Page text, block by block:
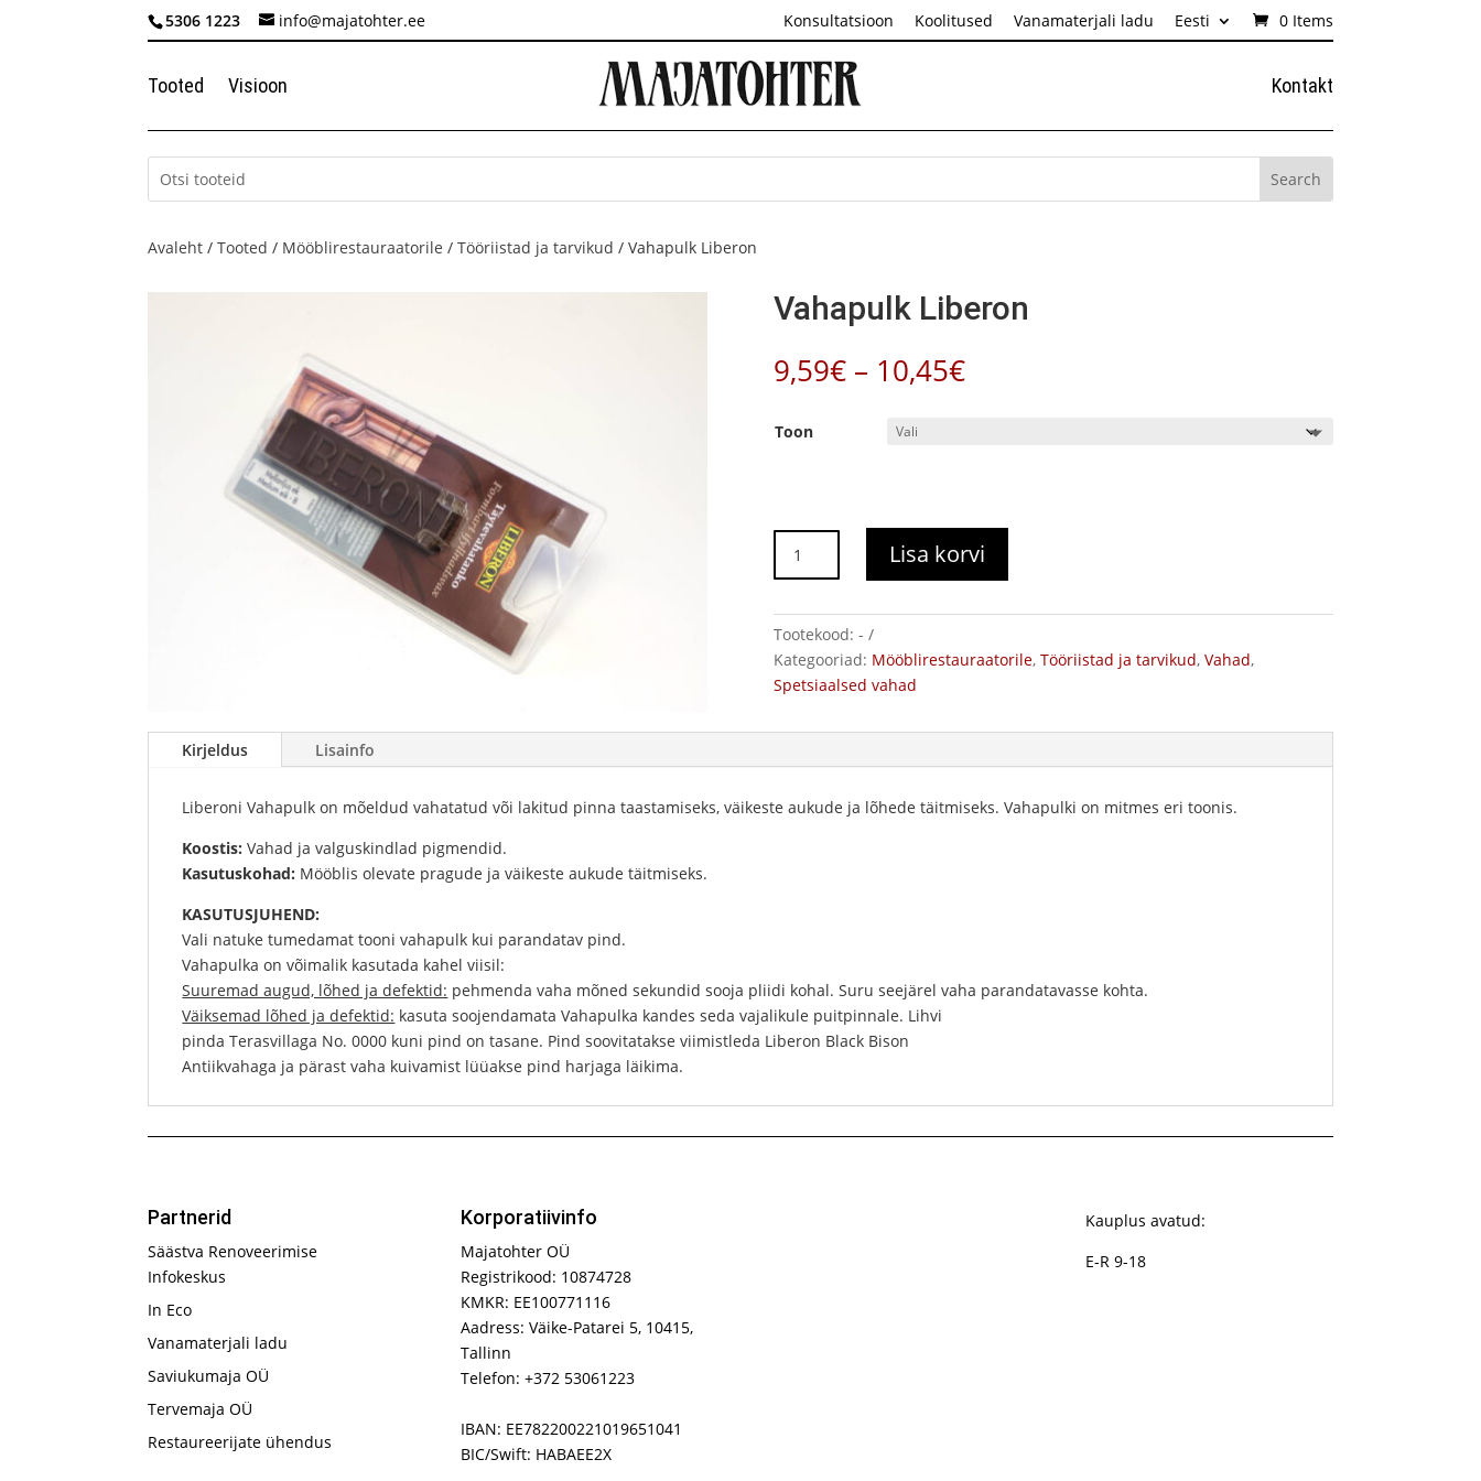
5306 1223 info@majatohter.ee Konsultatsioon Koolitused Vanamaterjali ladu Eesti 0 Items
Tooted Visioon Kontakt
Avaleht /Tooted / Mööblirestauraatorile /Tööriistad ja tarvikud / Vahapulk Liberon
Vahapulk Liberon
9,59€ – 10,45€Hinnavahemik:
9,59€
Toon
Liberon
Lisa korvi
Tootekood: -
Kategooriad: Mööblirestauraatorile, Tööriistad ja tarvikud, Vahad,
Spetsiaalsed vahad
Kirjeldus Lisainfo
Liberoni Vahapulk on mõeldud vahatatud või lakitud pinna taastamiseks, väikeste aukude ja lõhede täitmiseks. Vahapulki on mitmes eri toonis.
Koostis: Vahad ja valguskindlad pigmendid.
Kasutuskohad: Mööblis olevate pragude ja väikeste aukude täitmiseks.
KASUTUSJUHEND:
Vali natuke tumedamat tooni vahapulk kui parandatav pind.
Vahapulka on võimalik kasutada kahel viisil:
Suuremad augud, lõhed ja defektid: pehmenda vaha mõned sekundid sooja pliidi kohal. Suru seejärel vaha parandatavasse kohta.
Väiksemad lõhed ja defektid: kasuta soojendamata Vahapulka kandes seda vajalikule puitpinnale. Lihvi
pinda Terasvillaga No. 0000 kuni pind on tasane. Pind soovitatakse viimistleda Liberon Black Bison
Antiikvahaga ja pärast vaha kuivamist lüüakse pind harjaga läikima.
Partnerid
Säästva Renoveerimise
Infokeskus
In Eco
Vanamaterjali ladu
Saviukumaja OÜ
Tervemaja OÜ
Restaureerijate ühendus
Korporatiivinfo
Majatohter OÜ
Registrikood: 10874728
KMKR: EE100771116
Aadress: Väike-Patarei 5, 10415,
Tallinn
Telefon: +372 53061223
IBAN: EE782200221019651041
BIC/Swift: HABAEE2X
Kauplus avatud:
E-R 9-18